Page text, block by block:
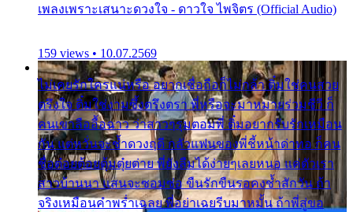
เพลงเพราะเสนาะดวงใจ - ดาวใจ ไพจิตร (Official Audio)
159 views • 10.07.2569
ไม่เคยรักใครแน่หรือ อยากเชื่อถือก็ไม่กล้า ติ๋มใช่คนสวย
ตรึงใจ ติ๋มใช่งามซึ้งตรึงตรา พี่หรือจะมาหมายร่วมชีวี ก็
คนเขาลืออื้อฉาว ว่าสาวๆรุมตอมพี่ ติ๋มอยากรับรักเหมือน
กัน แต่หวั่นจะช้ำดวงฤดี กลัวแฟนของพี่ชี้หน้าด่าทอ ก็คน
ชื่อต๋อยต้อยตุ้มตุ๋ยต่าย พี่ยังลืมได้ง่ายๆเลยหนอ แค่ตัวเรา
สาวบ้านนา แสนจะซอมซ่อ ขืนรักขืนรอคงช้ำสักวัน ถ้า
จริงเหมือนคำพร่ำเฉลย พี่อย่าเฉยรีบมาหมั้น ถ้าพี่สู่ขอ